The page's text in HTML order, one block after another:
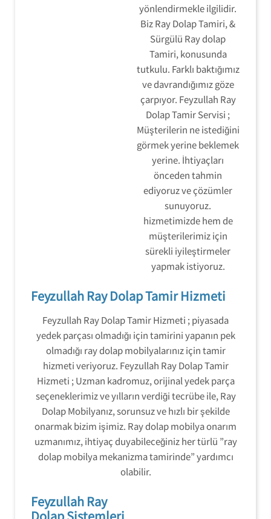
yönlendirmekle ilgilidir.
Biz Ray Dolap Tamiri, &
Sürgülü Ray dolap
Tamiri, konusunda
tutkulu. Farklı baktığımız
ve davrandığımız göze
çarpıyor. Feyzullah Ray
Dolap Tamir Servisi ;
Müşterilerin ne istediğini
görmek yerine beklemek
yerine. İhtiyaçları
önceden tahmin
ediyoruz ve çözümler
sunuyoruz.
hizmetimizde hem de
müşterilerimiz için
sürekli iyileştirmeler
yapmak istiyoruz.
Feyzullah Ray Dolap Tamir Hizmeti
Feyzullah Ray Dolap Tamir Hizmeti ; piyasada
yedek parçası olmadığı için tamirini yapanın pek
olmadığı ray dolap mobilyalarınız için tamir
hizmeti veriyoruz. Feyzullah Ray Dolap Tamir
Hizmeti ; Uzman kadromuz, orijinal yedek parça
seçeneklerimiz ve yılların verdiği tecrübe ile, Ray
Dolap Mobilyanız, sorunsuz ve hızlı bir şekilde
onarmak bizim işimiz. Ray dolap mobilya onarım
uzmanımız, ihtiyaç duyabileceğiniz her türlü ”ray
dolap mobilya mekanizma tamirinde” yardımcı
olabilir.
Feyzullah Ray